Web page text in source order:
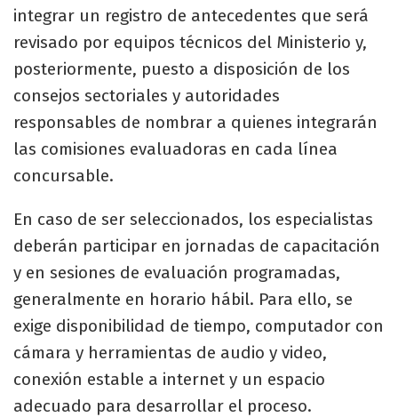
integrar un registro de antecedentes que será
revisado por equipos técnicos del Ministerio y,
posteriormente, puesto a disposición de los
consejos sectoriales y autoridades
responsables de nombrar a quienes integrarán
las comisiones evaluadoras en cada línea
concursable.
En caso de ser seleccionados, los especialistas
deberán participar en jornadas de capacitación
y en sesiones de evaluación programadas,
generalmente en horario hábil. Para ello, se
exige disponibilidad de tiempo, computador con
cámara y herramientas de audio y video,
conexión estable a internet y un espacio
adecuado para desarrollar el proceso.